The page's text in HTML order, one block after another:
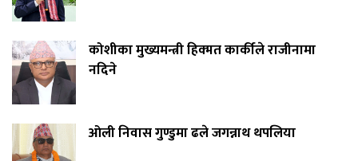
कोशीका मुख्यमन्त्री हिक्मत कार्कीले राजीनामा
नदिने
ओली निवास गुण्डुमा ढले जगन्नाथ थपलिया